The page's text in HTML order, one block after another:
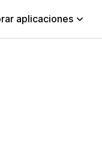
aplicaciones